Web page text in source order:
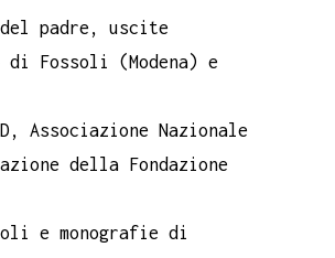
padre, uscite
Fossoli (Modena) e
Associazione Nazionale
della Fondazione
e monografie di